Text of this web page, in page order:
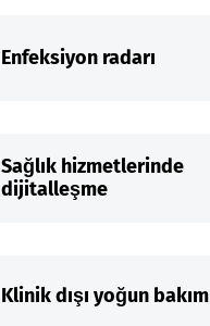
Enfeksiyon radarı
Sağlık hizmetlerinde
dijitalleşme
Klinik dışı yoğun bakım